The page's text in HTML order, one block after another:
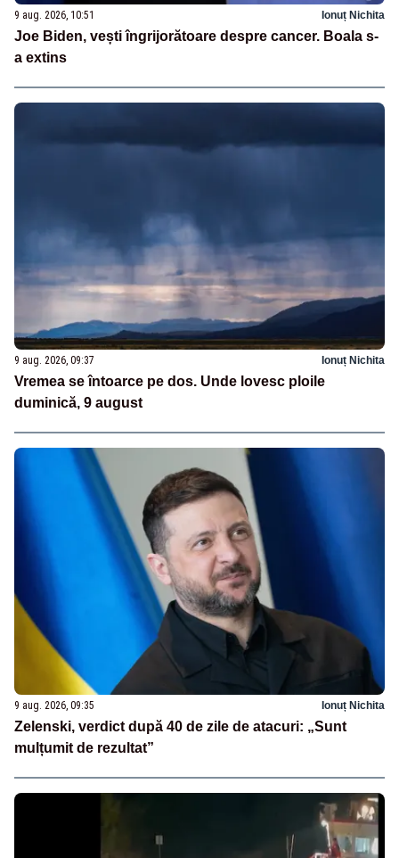
9 aug. 2026, 10:51 Ionuț Nichita
Joe Biden, vești îngrijorătoare despre cancer. Boala s-
a extins
9 aug. 2026, 09:37 Ionuț Nichita
Vremea se întoarce pe dos. Unde lovesc ploile
duminică, 9 august
9 aug. 2026, 09:35 Ionuț Nichita
Zelenski, verdict după 40 de zile de atacuri: „Sunt
mulțumit de rezultat”